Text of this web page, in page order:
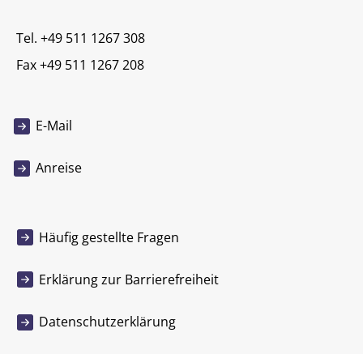
Tel. +49 511 1267 308
Fax +49 511 1267 208
E-Mail
Anreise
Häufig gestellte Fragen
Erklärung zur Barrierefreiheit
Datenschutzerklärung